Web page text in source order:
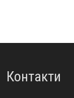
Контакти